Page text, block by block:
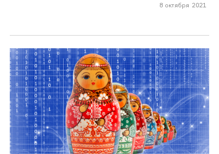
8 октября 2021